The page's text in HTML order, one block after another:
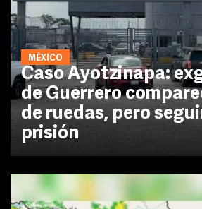
MÉXICO
Caso Ayotzinapa:
de Guerrero
de ruedas, pero
prisión